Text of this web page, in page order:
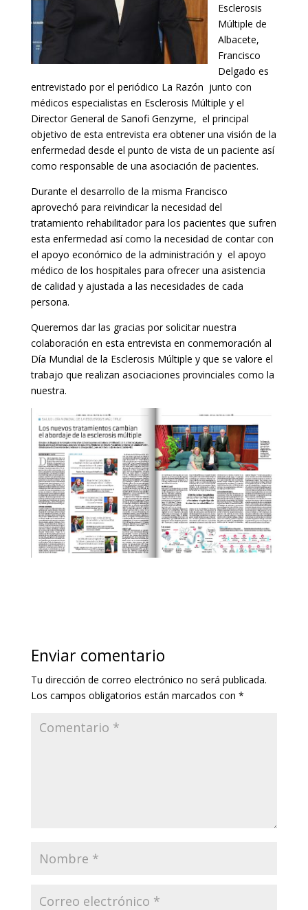
Esclerosis
Múltiple de
Albacete,
Francisco
Delgado es
entrevistado por el periódico La Razón junto con
médicos especialistas en Esclerosis Múltiple y el
Director General de Sanofi Genzyme, el principal
objetivo de esta entrevista era obtener una visión de la
enfermedad desde el punto de vista de un paciente así
como responsable de una asociación de pacientes.
Durante el desarrollo de la misma Francisco
aprovechó para reivindicar la necesidad del
tratamiento rehabilitador para los pacientes que sufren
esta enfermedad así como la necesidad de contar con
el apoyo económico de la administración y el apoyo
médico de los hospitales para ofrecer una asistencia
de calidad y ajustada a las necesidades de cada
persona.
Queremos dar las gracias por solicitar nuestra
colaboración en esta entrevista en conmemoración al
Día Mundial de la Esclerosis Múltiple y que se valore el
trabajo que realizan asociaciones provinciales como la
nuestra.
Enviar comentario
Tu dirección de correo electrónico no será publicada.
Los campos obligatorios están marcados con *